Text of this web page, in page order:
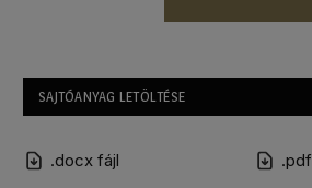
SAJTÓANYAG LETÖLTÉSE
.docx fájl